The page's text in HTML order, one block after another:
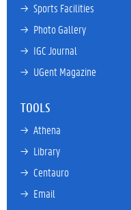
→ Sports Facilities
→ Photo Gallery
→ IGC Journal
→ UGent Magazine
TOOLS
→ Athena
→ Library
→ Centauro
→ Email